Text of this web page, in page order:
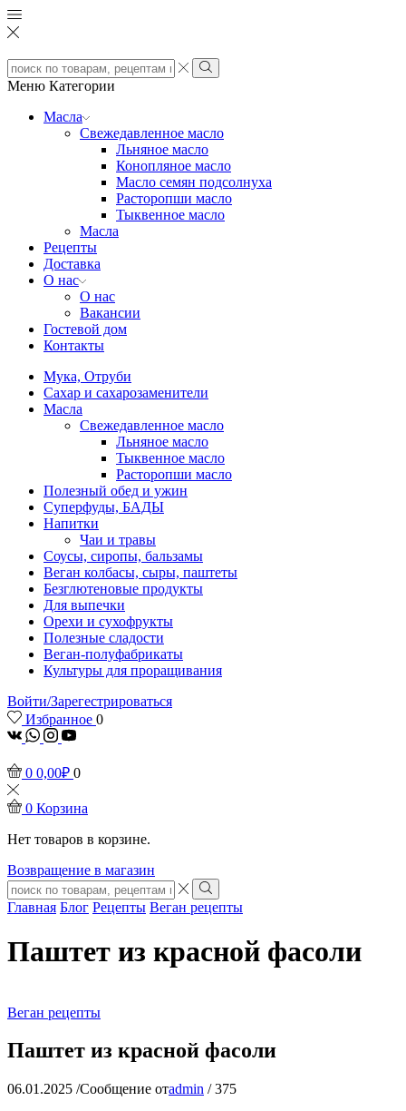
Search
input
Search
Меню Категории
Масла
Свежедавленное масло
Льняное масло
Конопляное масло
Масло семян подсолнуха
Расторопши масло
Тыквенное масло
Масла
Рецепты
Доставка
О нас
О нас
Вакансии
Гостевой дом
Контакты
Мука, Отруби
Сахар и сахарозаменители
Масла
Свежедавленное масло
Льняное масло
Тыквенное масло
Расторопши масло
Полезный обед и ужин
Суперфуды, БАДЫ
Напитки
Чаи и травы
Соусы, сиропы, бальзамы
Веган колбасы, сыры, паштеты
Безглютеновые продукты
Для выпечки
Орехи и сухофрукты
Полезные сладости
Веган-полуфабрикаты
Культуры для проращивания
Войти/Зарегестрироваться
Избранное 0
vk Whatsapp
Instagram
Youtube
0 0,00₽ 0
0 Корзина
Нет товаров в корзине.
Возвращение в магазин
Search
input
Search
Главная Блог Рецепты Веган рецепты
Паштет из красной фасоли
Веган рецепты
Паштет из красной фасоли
06.01.2025 /Сообщение отadmin / 375